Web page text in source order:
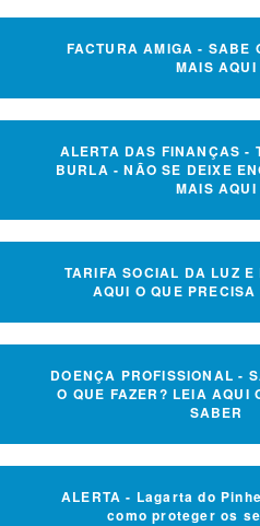
FACTURA AMIGA - SABE
MAIS AQUI
ALERTA DAS FINANÇAS -
BURLA - NÃO SE DEIXE
MAIS AQUI
TARIFA SOCIAL DA LUZ
AQUI O QUE
DOENÇA PROFISSIONAL -
O QUE FAZER? LEIA AQUI
SABER
ALERTA - Lagarta do
como proteger os